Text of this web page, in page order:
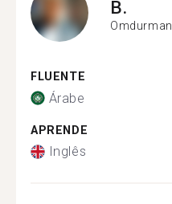
B.
Omdurman
FLUENTE
Árabe
APRENDE
Inglês